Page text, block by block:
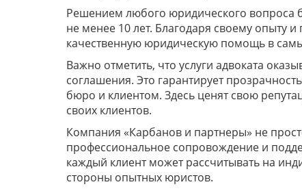
Решением любого юридического вопроса
не менее 10 лет. Благодаря своему опыту
качественную юридическую помощь в
Важно отметить, что услуги адвоката
соглашения. Это гарантирует
бюро и клиентом. Здесь ценят свою
своих клиентов.
Компания «Карбанов и партнеры» не
профессиональное сопровождение и
каждый клиент может рассчитывать на
стороны опытных юристов.